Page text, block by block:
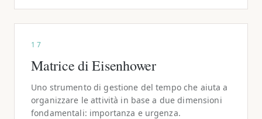
17
Matrice di Eisenhower
Uno strumento di gestione del tempo che aiuta a
organizzare le attività in base a due dimensioni
fondamentali: importanza e urgenza.